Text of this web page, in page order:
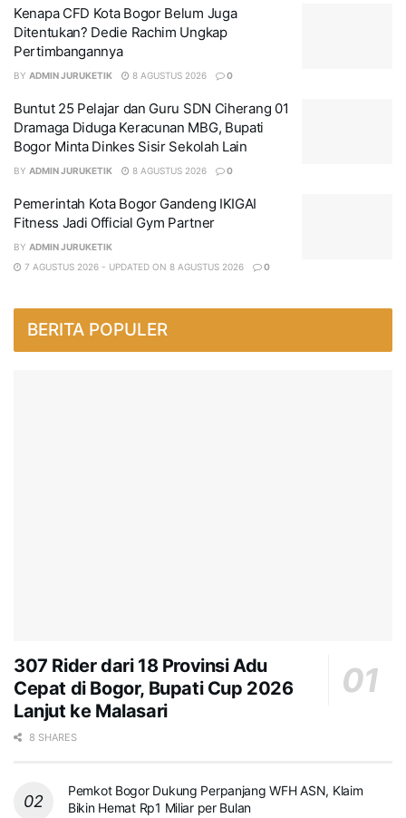
Kenapa CFD Kota Bogor Belum Juga
Ditentukan? Dedie Rachim Ungkap
Pertimbangannya
BY ADMIN JURUKETIK 8 AGUSTUS 2026 0
Buntut 25 Pelajar dan Guru SDN Ciherang 01
Dramaga Diduga Keracunan MBG, Bupati
Bogor Minta Dinkes Sisir Sekolah Lain
BY ADMIN JURUKETIK 8 AGUSTUS 2026 0
Pemerintah Kota Bogor Gandeng IKIGAI
Fitness Jadi Official Gym Partner
BY ADMIN JURUKETIK
7 AGUSTUS 2026 - UPDATED ON 8 AGUSTUS 2026
0
BERITA POPULER
307 Rider dari 18 Provinsi Adu
Cepat di Bogor, Bupati Cup 2026
Lanjut ke Malasari
8 SHARES
Pemkot Bogor Dukung Perpanjang WFH ASN, Klaim
Bikin Hemat Rp1 Miliar per Bulan